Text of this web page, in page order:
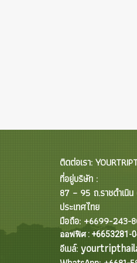
ติดต่อเรา:
ที่อยู่บริษัท :
87 – 95 ถ.ราชดำเนิ
ประเทศไทย
มือถือ: +6699-243-
ออฟฟิศ : +6653281-
อีเมล์: